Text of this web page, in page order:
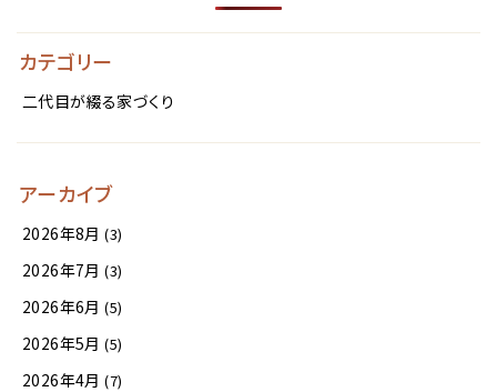
カテゴリー
二代目が綴る家づくり
アーカイブ
2026年8月 (3)
2026年7月 (3)
2026年6月 (5)
2026年5月 (5)
2026年4月 (7)